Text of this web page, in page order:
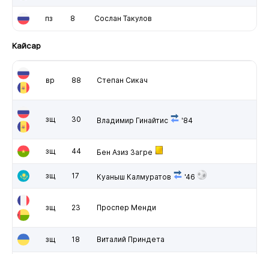
пз 8 Сослан Такулов
Кайсар
вр 88 Степан Сикач
зщ 30 Владимир Гинайтис '84
зщ 44 Бен Азиз Загре
зщ 17 Куаныш Калмуратов '46
зщ 23 Проспер Менди
зщ 18 Виталий Приндета